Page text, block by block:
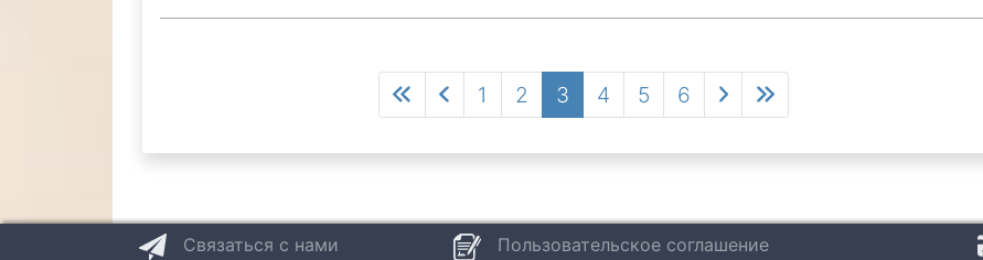
Первая
страница
Предыдущая
страница
Page
1 Page
2
Текущая
страница
3 Page
4 Page
5 Page
6
Следующая
страница
Последняя
страница
Связаться с нами Пользовательское соглашение